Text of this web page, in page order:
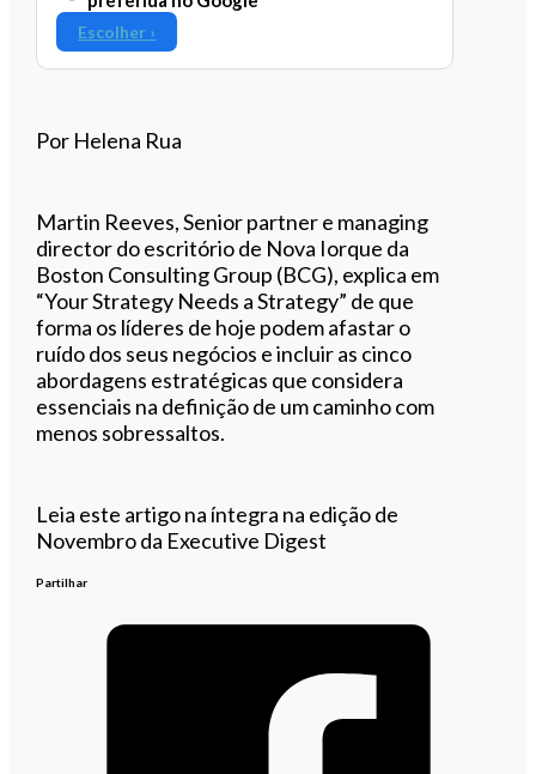
Escolher ›
Por Helena Rua
Martin Reeves, Senior partner e managing
director do escritório de Nova Iorque da
Boston Consulting Group (BCG), explica em
“Your Strategy Needs a Strategy” de que
forma os líderes de hoje podem afastar o
ruído dos seus negócios e incluir as cinco
abordagens estratégicas que considera
essenciais na definição de um caminho com
menos sobressaltos.
Leia este artigo na íntegra na edição de
Novembro da Executive Digest
Partilhar